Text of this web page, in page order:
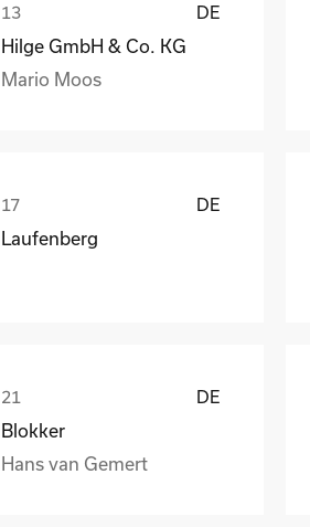
DE
Hilge GmbH & Co. KG
Mario Moos
DE
Laufenberg
DE
Blokker
Hans van Gemert